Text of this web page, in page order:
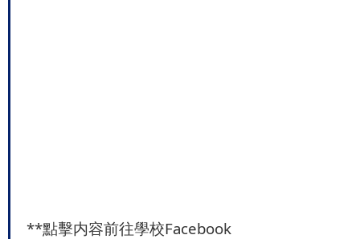
**點擊内容前往學校Facebook